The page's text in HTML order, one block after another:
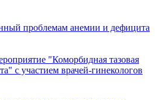
проблемам анемии и дефицита
"Коморбидная тазовая
с участием врачей-гинекологов